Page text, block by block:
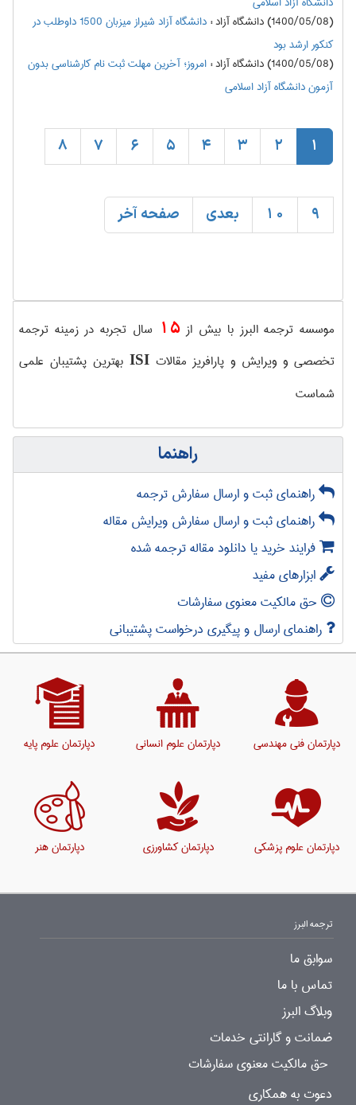
(1400/05/08) دانشگاه آزاد
:
دانشگاه آزاد شیراز میزبان 1500 داوطلب در
کنکور ارشد بود
(1400/05/08) دانشگاه آزاد
:امروز؛ آخرین مهلت ثبت نام کارشناسی بدون
آزمون دانشگاه آزاد اسلامی
1
2
3
4
5
6
7
8
9
10 بعدی صفحه آخر
موسسه ترجمه البرز با بیش از15 سال تجربه در زمینه ترجمه
تخصصی و ویرایش و پارافریز مقالاتISI بهترین پشتیبان علمی
شماست
راهنما
راهنمای ثبت و ارسال سفارش ترجمه
راهنمای ثبت و ارسال سفارش ویرایش مقاله
فرایند خرید یا دانلود مقاله ترجمه شده
ابزارهای مفید
حق مالکیت معنوی سفارشات
راهنمای ارسال و پیگیری درخواست پشتیبانی
دپارتمان فنی مهندسی دپارتمان علوم انسانی دپارتمان علوم پایه
دپارتمان علوم پزشکی دپارتمان کشاورزی دپارتمان هنر
ترجمه البرز
سوابق ما
تماس با ما
وبلاگ البرز
ضمانت و گارانتی خدمات
حق مالکیت معنوی سفارشات
دعوت به همکاری